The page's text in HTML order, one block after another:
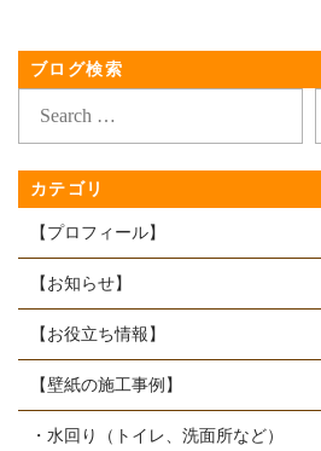
ブログ検索
カテゴリ
【プロフィール】
【お知らせ】
【お役立ち情報】
【壁紙の施工事例】
・水回り（トイレ、洗面所など）